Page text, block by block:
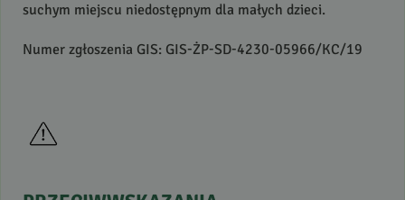
suchym miejscu niedostępnym dla małych dzieci.
Numer zgłoszenia GIS: GIS-ŻP-SD-4230-05966/KC/19